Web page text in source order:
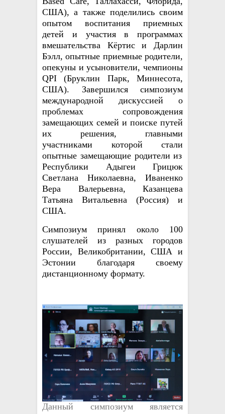
США), а также поделилисьсвоим
опытом воспитания приемных
детей и участия в программах
вмешательства Кёртис и Дарлин
Бэлл, опытные приемные родители,
опекуны и усыновители, чемпионы
QPI (Бруклин Парк, Миннесота,
США). Завершилсясимпозиум
международной дискуссией о
проблемах сопровождения
замещающих семей и поиске путей
их решения, главными
участниками которой стали
опытные замещающие родители из
Республики Адыгеи Грицюк
Светлана Николаевна, Иваненко
Вера Валерьевна, Казанцева
Татьяна Витальевна (Россия) и
США.
Симпозиум принял около 100
слушателей из разных городов
России, Великобритании, США и
Эстонии благодаря своему
дистанционному формату.
Данный симпозиум является